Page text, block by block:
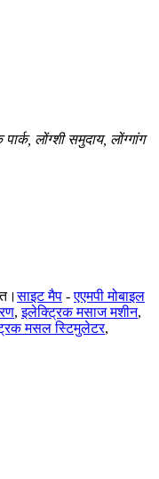
लोंग्शी समुदाय, लोंग्गांग
साइट मैप -एएमपी मोबाइल
,इलेक्ट्रिक मसाज मशीन,
मसल स्टिमुलेटर,